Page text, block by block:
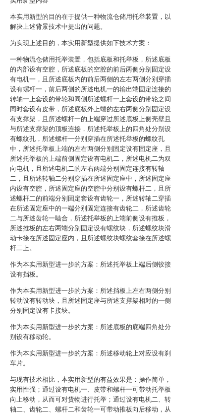
本实用新型的目的在于提供一种物流仓储用托举装置，以
解决上述背景技术中提出的问题。
为实现上述目的，本实用新型提供如下技术方案：
一种物流仓储用托举装置，包括底板和托举板，所述底板
的内部设有空腔，所述底板的空腔的前后两侧分别固定设
有电机一，且所述底板内的前后两侧的左右两侧分别穿插
设有螺杆一，前后两侧的所述电机一的输出端固定连接的
转轴一上套设的带轮和同侧所述螺杆一上套设的带轮之间
同时套设有皮带，所述底板外上端的左右两侧分别固定设
有支撑架，且所述螺杆一的上端穿过所述底板上侧壳壁且
与所述支撑架的顶板连接，所述托举板上的四角处分别设
有螺纹孔，所述螺杆一分别穿插在所述托举板的螺纹孔
中，所述托举板上端的左右两侧分别固定设有固定座，且
所述托举板的上端前侧固定设有电机二，所述电机二为双
向电机，且所述电机二的左右两端分别固定连接有转轴
二，且所述转轴二分别穿插在所述固定座中，所述固定座
内设有空腔，所述固定座的空腔中分别设有螺杆二，且所
述螺杆二的前端分别固定套设有齿轮一，所述转轴二穿插
在所述固定座中的一端分别固定连接有齿轮二，所述齿轮
二与所述齿轮一啮合，所述托举板的上端前侧设有推板，
所述推板的左右两端分别固定设有螺纹块，所述螺纹块滑
动卡接在所述固定座内，且所述螺纹块螺纹套接在所述螺
杆二上。
作为本实用新型进一步的方案：所述托举板上端后侧铰接
设有挡板。
作为本实用新型进一步的方案：所述挡板上左右两侧分别
转动设有转动块，且所述固定座与所述支撑架相对的一侧
分别固定设有卡接块。
作为本实用新型进一步的方案：所述底板的底端四角处分
别设有移动轮。
作为本实用新型进一步的方案：所述移动轮上对应设有刹
车片。
与现有技术相比，本实用新型的有益效果是：操作简单，
实用性强；通过设有电机一、皮带和螺杆一可带动托举板
向上移动，从而可对货物进行托举；通过设有电机二、转
轴二、齿轮二、螺杆二和齿轮一可带动推板向后移动，从